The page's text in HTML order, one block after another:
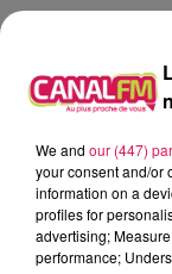
Canal FM
Eva
Graines d'idées
We and our (447)
your consent and/or
information on a
profiles for
advertising;
performance;